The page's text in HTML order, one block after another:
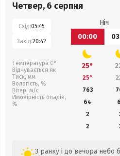
Четвер, 6 серпня
Схід:05:45
Захід:20:42
Температура С°
Відчувається як
Тиск, мм
Вологість, %
Вітер, м/с
Ймовірність опадів,
%
Ніч
00:00
25°
25°
763
64
2
2
З ранку і до вечора небо